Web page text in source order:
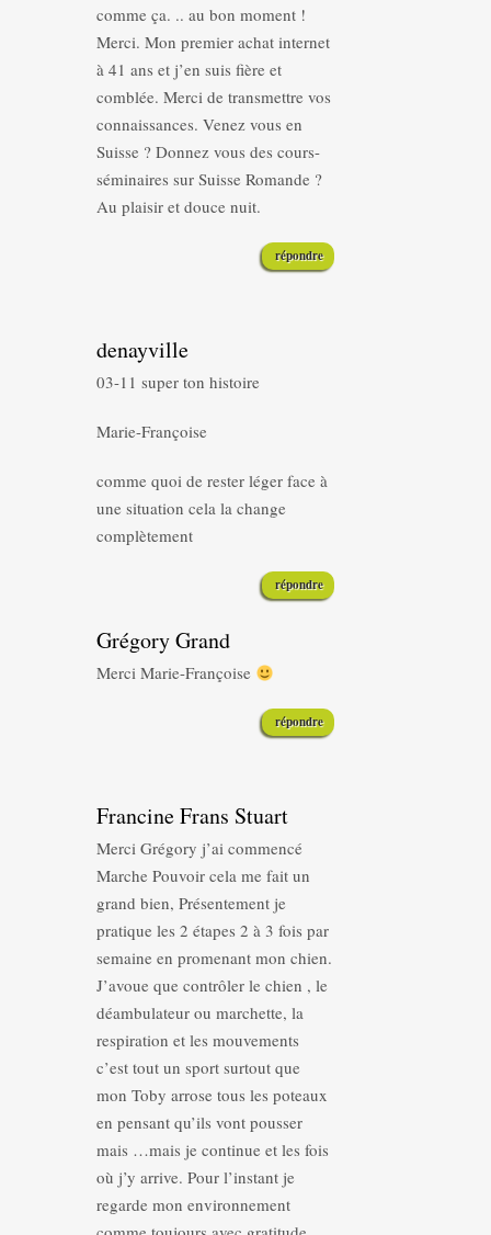
comme ça. .. au bon moment !
Merci. Mon premier achat internet
à 41 ans et j’en suis fière et
comblée. Merci de transmettre vos
connaissances. Venez vous en
Suisse ? Donnez vous des cours-
séminaires sur Suisse Romande ?
Au plaisir et douce nuit.
répondre
denayville
03-11 super ton histoire
Marie-Françoise
comme quoi de rester léger face à
une situation cela la change
complètement
répondre
Grégory Grand
Merci Marie-Françoise
répondre
Francine Frans Stuart
Merci Grégory j’ai commencé
Marche Pouvoir cela me fait un
grand bien, Présentement je
pratique les 2 étapes 2 à 3 fois par
semaine en promenant mon chien.
J’avoue que contrôler le chien , le
déambulateur ou marchette, la
respiration et les mouvements
c’est tout un sport surtout que
mon Toby arrose tous les poteaux
en pensant qu’ils vont pousser
mais …mais je continue et les fois
où j’y arrive. Pour l’instant je
regarde mon environnement